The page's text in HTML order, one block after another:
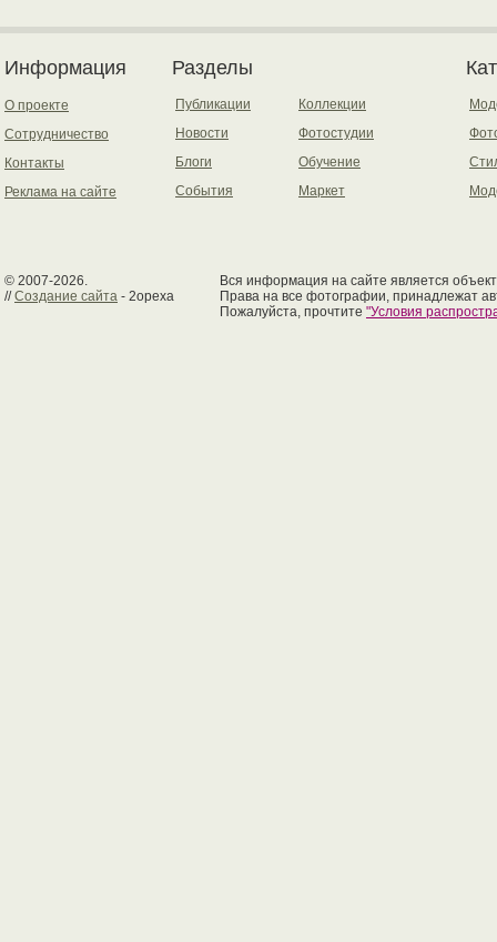
Информация
О проекте
Сотрудничество
Контакты
Реклама на сайте
Разделы
Публикации
Новости
Блоги
События
Коллекции
Фотостудии
Обучение
Маркет
© 2007-2026.
//Создание сайта - 2opexa
Вся информация на сайте является
Права на все фотографии, принадлежат
Пожалуйста, прочтите "Условия